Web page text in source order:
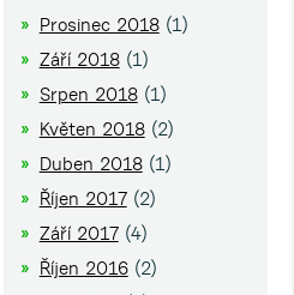
Prosinec 2018(1)
Září 2018(1)
Srpen 2018(1)
Květen 2018(2)
Duben 2018(1)
Říjen 2017(2)
Září 2017(4)
Říjen 2016(2)